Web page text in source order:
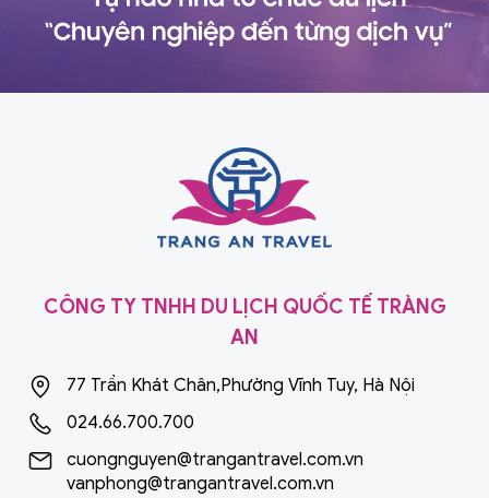
CÔNG TY TNHH DU LỊCH QUỐC TẾ TRÀNG
AN
77 Trần Khát Chân,Phường Vĩnh Tuy, Hà Nội
024.66.700.700
cuongnguyen@trangantravel.com.vn
vanphong@trangantravel.com.vn